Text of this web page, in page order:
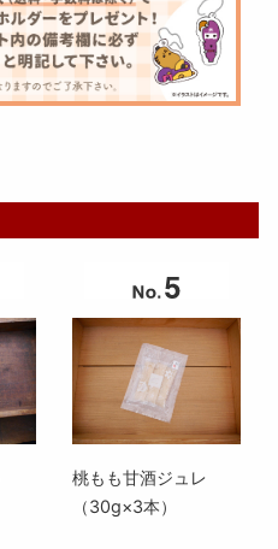
桃もも甘酒ジュレ
（30g×3本）